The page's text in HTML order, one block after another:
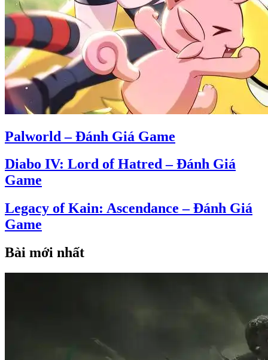
Palworld – Đánh Giá Game
Diabo IV: Lord of Hatred – Đánh Giá
Game
Legacy of Kain: Ascendance – Đánh Giá
Game
Bài mới nhất